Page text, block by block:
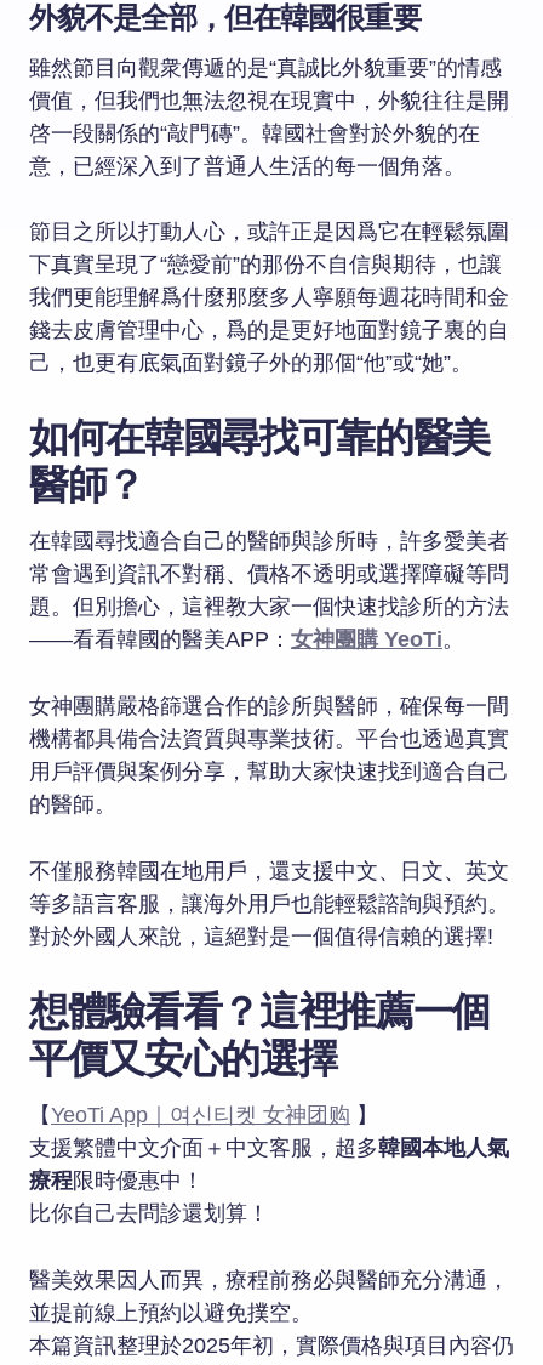
外貌不是全部，但在韓國很重要
雖然節目向觀衆傳遞的是“真誠比外貌重要”的情感
價值，但我們也無法忽視在現實中，外貌往往是開
啓一段關係的“敲門磚”。韓國社會對於外貌的在
意，已經深入到了普通人生活的每一個角落。
節目之所以打動人心，或許正是因爲它在輕鬆氛圍
下真實呈現了“戀愛前”的那份不自信與期待，也讓
我們更能理解爲什麼那麼多人寧願每週花時間和金
錢去皮膚管理中心，爲的是更好地面對鏡子裏的自
己，也更有底氣面對鏡子外的那個“他”或“她”。
如何在韓國尋找可靠的醫美
醫師？
在韓國尋找適合自己的醫師與診所時，許多愛美者
常會遇到資訊不對稱、價格不透明或選擇障礙等問
題。但別擔心，這裡教大家一個快速找診所的方法
——看看韓國的醫美APP： 女神團購 YeoTi。
女神團購嚴格篩選合作的診所與醫師，確保每一間
機構都具備合法資質與專業技術。平台也透過真實
用戶評價與案例分享，幫助大家快速找到適合自己
的醫師。
不僅服務韓國在地用戶，還支援中文、日文、英文
等多語言客服，讓海外用戶也能輕鬆諮詢與預約。
對於外國人來說，這絕對是一個值得信賴的選擇!
想體驗看看？這裡推薦一個
平價又安心的選擇
【YeoTi App｜여신티켓 女神团购 】
支援繁體中文介面＋中文客服，超多韓國本地人氣
療程限時優惠中！
比你自己去問診還划算！
醫美效果因人而異，療程前務必與醫師充分溝通，
並提前線上預約以避免撲空。
本篇資訊整理於2025年初，實際價格與項目內容仍